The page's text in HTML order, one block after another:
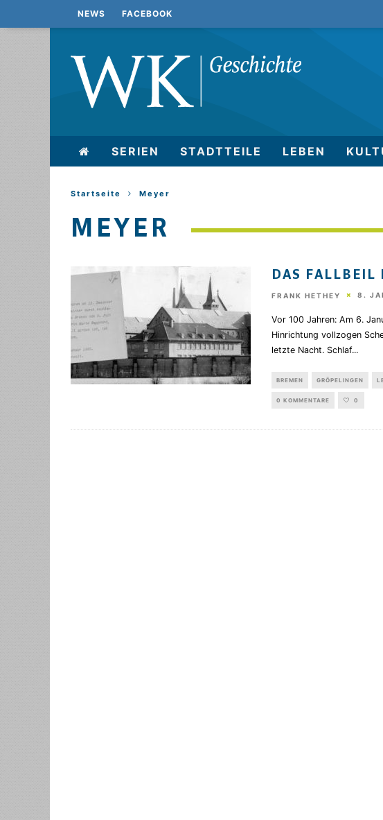
NEWS FACEBOOK
SERIEN STADTTEILE LEBEN
Startseite Meyer
MEYER
DAS FALLBEIL
FRANK HETHEY 8.
Vor 100 Jahren: Am 6.
Hinrichtung vollzogen
letzte Nacht. Schlaf...
BREMEN GRÖPELINGEN
0 KOMMENTARE 0